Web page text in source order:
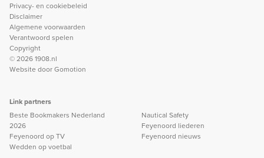
Privacy- en cookiebeleid
Disclaimer
Algemene voorwaarden
Verantwoord spelen
Copyright
© 2026 1908.nl
Website doorGomotion
Link partners
Beste Bookmakers Nederland
2026
Feyenoord op TV
Wedden op voetbal
Nautical Safety
Feyenoord liederen
Feyenoord nieuws